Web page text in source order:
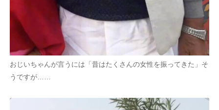
おじいちゃんが言うには「昔はたくさんの女性を振ってきた」そ
うですが……